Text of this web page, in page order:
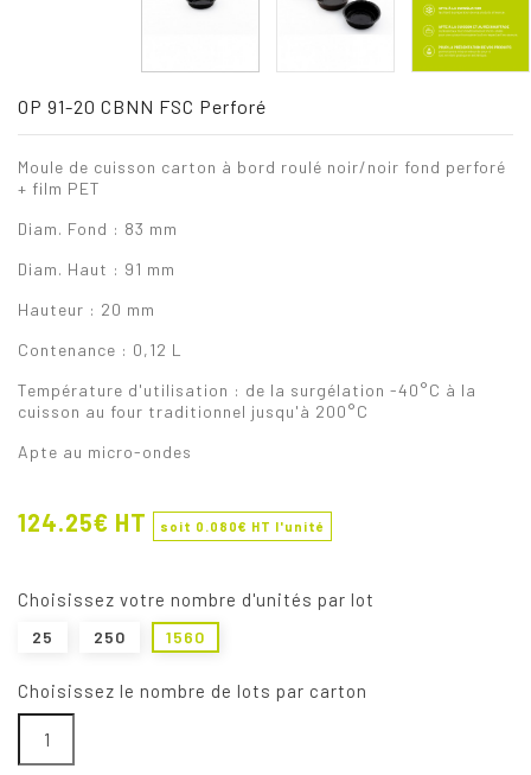
OP 91-20 CBNN FSC Perforé
Moule de cuisson carton à bord roulé noir/noir fond perforé
+ film PET
Diam. Fond : 83 mm
Diam. Haut : 91 mm
Hauteur : 20 mm
Contenance : 0,12 L
Température d'utilisation : de la surgélation -40°C à la
cuisson au four traditionnel jusqu'à 200°C
Apte au micro-ondes
124.25€ HT soit 0.080€ HT l'unité
choisissez votre nombre d'unités par lot
25 250 1560
Choisissez le nombre de lots par carton